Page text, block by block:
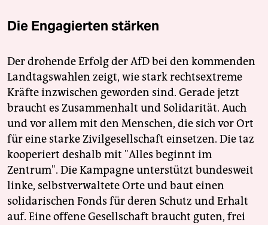
Die Engagierten stärken
Der drohende Erfolg der AfD bei den kommenden
Landtagswahlen zeigt, wie stark rechtsextreme
Kräfte inzwischen geworden sind. Gerade jetzt
braucht es Zusammenhalt und Solidarität. Auch
und vor allem mit den Menschen, die sich vor Ort
für eine starke Zivilgesellschaft einsetzen. Die taz
kooperiert deshalb mit "Alles beginnt im
Zentrum". Die Kampagne unterstützt bundesweit
linke, selbstverwaltete Orte und baut einen
solidarischen Fonds für deren Schutz und Erhalt
auf. Eine offene Gesellschaft braucht guten, frei